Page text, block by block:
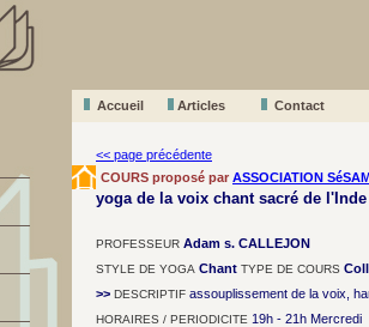
Accueil Articles
Contact
<< page précédente
COURS proposé par ASSOCIATION
yoga de la voix chant sacré de l'Inde
PROFESSEUR Adam s. CALLEJON
STYLE DE YOGA Chant TYPE DE COURS
>> DESCRIPTIF assouplissement de la voix,
HORAIRES / PERIODICITE 19h - 21h Mercredi